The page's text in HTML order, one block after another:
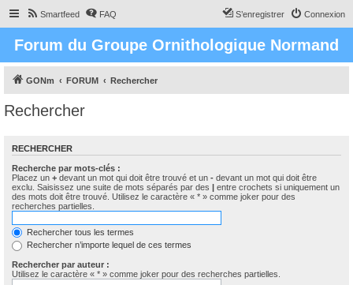
Smartfeed FAQ Connexion
S’enregistrer
Forum du Groupe Ornithologique Normand
GONm FORUM Rechercher
Rechercher
RECHERCHER
Recherche par mots-clés :
Placez un + devant un mot qui doit être trouvé et un - devant un mot qui doit être
exclu. Saisissez une suite de mots séparés par des | entre crochets si uniquement un
des mots doit être trouvé. Utilisez le caractère « * » comme joker pour des
recherches partielles.
Rechercher tous les termes
Rechercher n’importe lequel de ces termes
Rechercher par auteur :
Utilisez le caractère « * » comme joker pour des recherches partielles.